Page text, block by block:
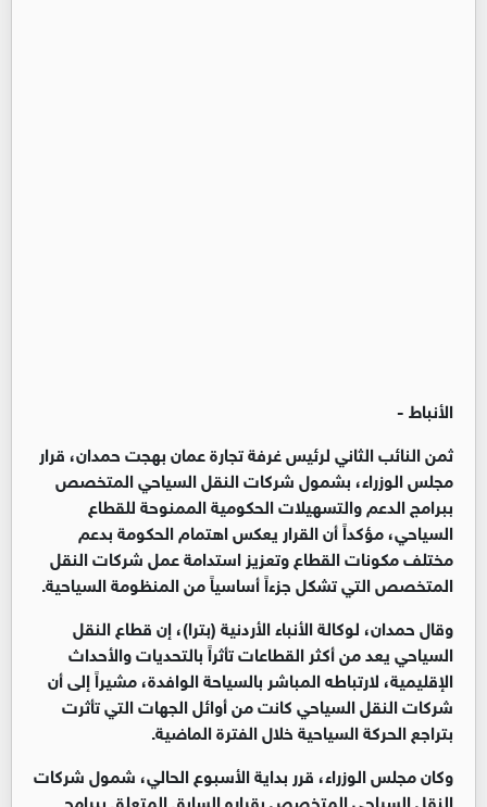
الأنباط -
ثمن النائب الثاني لرئيس غرفة تجارة عمان بهجت حمدان، قرار
مجلس الوزراء، بشمول شركات النقل السياحي المتخصص
ببرامج الدعم والتسهيلات الحكومية الممنوحة للقطاع
السياحي، مؤكداً أن القرار يعكس اهتمام الحكومة بدعم
مختلف مكونات القطاع وتعزيز استدامة عمل شركات النقل
المتخصص التي تشكل جزءاً أساسياً من المنظومة السياحية.
وقال حمدان، لوكالة الأنباء الأردنية (بترا)، إن قطاع النقل
السياحي يعد من أكثر القطاعات تأثراً بالتحديات والأحداث
الإقليمية، لارتباطه المباشر بالسياحة الوافدة، مشيراً إلى أن
شركات النقل السياحي كانت من أوائل الجهات التي تأثرت
بتراجع الحركة السياحية خلال الفترة الماضية.
وكان مجلس الوزراء، قرر بداية الأسبوع الحالي، شمول شركات
النقل السياحي المتخصص بقراره السابق المتعلق ببرامج